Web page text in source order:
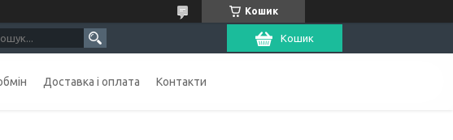
Кошик
Кошик
Доставка і оплата Контакти